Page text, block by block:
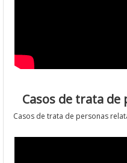
Casos de trata de
Casos de trata de personas